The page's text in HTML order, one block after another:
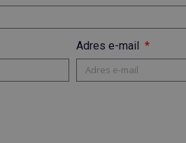
Adres e-mail